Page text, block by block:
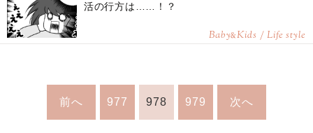
活の行方は……！？
Baby&Kids / Life style
前へ 977 978 979 次へ